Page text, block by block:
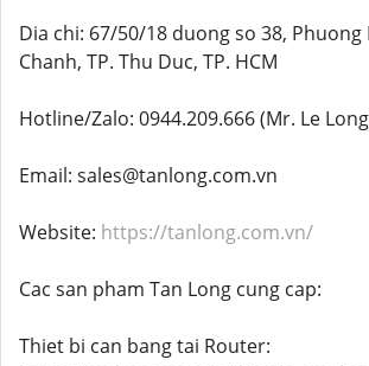
Dia chi: 67/50/18 duong so 38, Phuong
Chanh, TP. Thu Duc, TP. HCM
Hotline/Zalo: 0944.209.666 (Mr. Le
Email: sales@tanlong.com.vn
Website: https://tanlong.com.vn/
Cac san pham Tan Long cung cap:
Thiet bi can bang tai Router: